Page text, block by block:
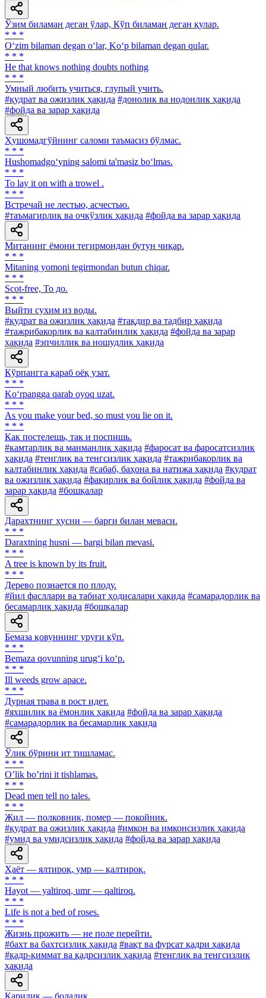
Ўзим биламан деган ўлар, Кўп биламан деган қулар.
* * *
O‘zim bilaman degan o‘lar, Ko‘p bilaman degan qular.
* * *
He that knows nothing doubts nothing
* * *
Умный любить учиться, глупый учить.
#қудрат ва ожизлик ҳақида #донолик ва нодонлик ҳақида
#фойда ва зарар ҳақида
Ҳушомадгўйнинг саломи таъмасиз бўлмас.
* * *
Hushomadgo‘yning salomi ta'masiz bo‘lmas.
* * *
То lay it on with a trowel .
* * *
Встречай не лестью, асчестью.
#таъмагирлик ва очкўзлик ҳақида #фойда ва зарар ҳақида
Митанинг ёмони тегирмондан бутун чиқар.
* * *
Mitaning yomoni tegirmondan butun chiqar.
* * *
Scot-free, То до.
* * *
Выйти сухим из воды.
#қудрат ва ожизлик ҳақида #тақдир ва тадбир ҳақида
#тажрибакорлик ва калтабинлик ҳақида #фойда ва зарар
ҳақида #эпчиллик ва ношудлик ҳақида
Кўрпангга қараб оёқ узат.
* * *
Ko‘rpangga qarab oyoq uzat.
* * *
As you make your bed, so must you lie on it.
* * *
Как постелешь, так и поспишь.
#камтарлик ва манманлик ҳақида #фаросат ва фаросатсизлик
ҳақида #тенглик ва тенгсизлик ҳақида #тажрибакорлик ва
калтабинлик ҳақида #сабаб, баҳона ва натижа ҳақида #қудрат
ва ожизлик ҳақида #фақирлик ва бойлик ҳақида #фойда ва
зарар ҳақида #бошқалар
Дарахтнинг ҳусни — барги билан меваси.
* * *
Daraxtning husni — bargi bilan mevasi.
* * *
A tree is known by its fruit.
* * *
Дерево познается по плоду.
#йил фасллари ва табиат ҳодисалари ҳақида #самарадорлик ва
бесамарлик ҳақида #бошқалар
Бемаза қовуннинг уруғи кўп.
* * *
Bemaza qovunning urug‘i ko‘p.
* * *
Ill weeds grow apace.
* * *
Дурная трава в рост идет.
#яхшилик ва ёмонлик ҳақида #фойда ва зарар ҳақида
#самарадорлик ва бесамарлик ҳақида
Ўлик бўрини ит тишламас.
* * *
Oʼlik boʼrini it tishlamas.
* * *
Dead men tell no tales.
* * *
Жил — полковник, помер — покойник.
#қудрат ва ожизлик ҳақида #имкон ва имконсизлик ҳақида
#умид ва умидсизлик ҳақида #фойда ва зарар ҳақида
Ҳаёт — ялтироқ, умр — қалтироқ.
* * *
Hayot — yaltiroq, umr — qaltiroq.
* * *
Life is not a bed of roses.
* * *
Жизнь прожить — не поле перейти.
#бахт ва бахтсизлик ҳақида #вақт ва фурсат қадри ҳақида
#қадр-қиммат ва қадрсизлик ҳақида #тенглик ва тенгсизлик
ҳақида